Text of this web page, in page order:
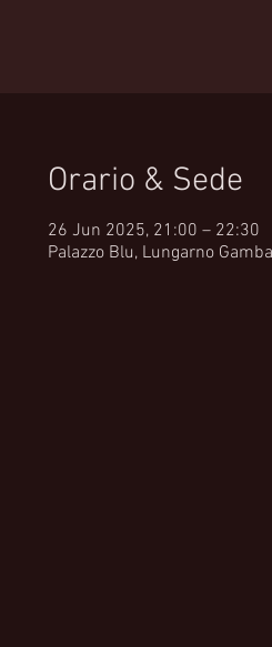
Orario & Sede
26 Jun 2025, 21:00 – 22:30
Palazzo Blu, Lungarno